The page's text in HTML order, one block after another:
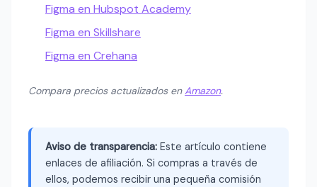
Figma en Hubspot Academy
Figma en Skillshare
Figma en Crehana
Compara precios actualizados enAmazon.
Aviso de transparencia: Este artículo contiene
enlaces de afiliación. Si compras a través de
ellos, podemos recibir una pequeña comisión